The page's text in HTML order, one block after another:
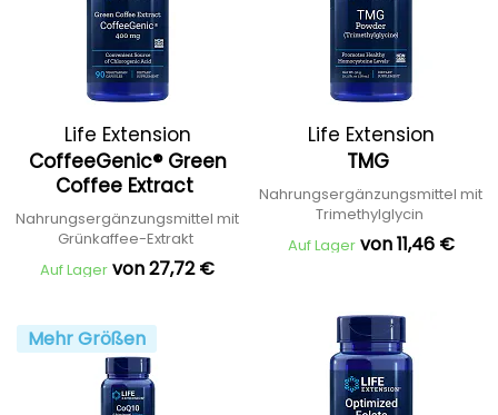
Life Extension
CoffeeGenic® Green
Coffee Extract
Nahrungsergänzungsmittel mit
Grünkaffee-Extrakt
Auf Lager von 27,72 €
Life Extension
TMG
Nahrungsergänzungsmittel mit
Trimethylglycin
Auf Lager von 11,46 €
Mehr Größen